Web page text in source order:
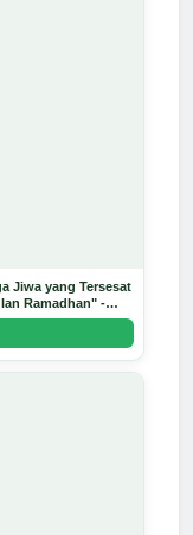
Jiwa yang Tersesat
Ramadhan" -